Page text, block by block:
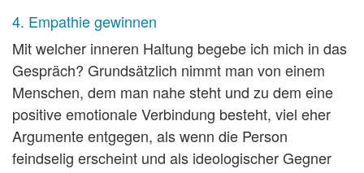
4. Empathie gewinnen
Mit welcher inneren Haltung begebe ich mich in das
Gespräch? Grundsätzlich nimmt man von einem
Menschen, dem man nahe steht und zu dem eine
positive emotionale Verbindung besteht, viel eher
Argumente entgegen, als wenn die Person
feindselig erscheint und als ideologischer Gegner